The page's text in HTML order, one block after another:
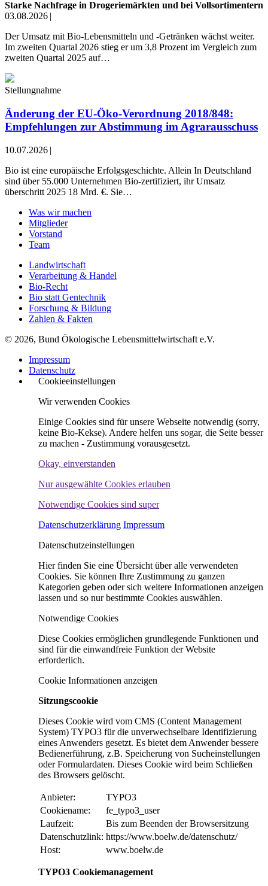
Starke Nachfrage in Drogeriemärkten und bei Vollsortimentern
03.08.2026 |
Der Umsatz mit Bio-Lebensmitteln und -Getränken wächst weiter.
Im zweiten Quartal 2026 stieg er um 3,8 Prozent im Vergleich zum
zweiten Quartal 2025 auf…
Stellungnahme
Änderung der EU-Öko-Verordnung 2018/848:
Empfehlungen zur Abstimmung im Agrarausschuss
10.07.2026 |
Bio ist eine europäische Erfolgsgeschichte. Allein In Deutschland
sind über 55.000 Unternehmen Bio-zertifiziert, ihr Umsatz
überschritt 2025 18 Mrd. €. Sie…
Was wir machen
Mitglieder
Vorstand
Team
Landwirtschaft
Verarbeitung & Handel
Bio-Recht
Bio statt Gentechnik
Forschung & Bildung
Zahlen & Fakten
© 2026, Bund Ökologische Lebensmittelwirtschaft e.V.
Impressum
Datenschutz
Cookieeinstellungen
Wir verwenden Cookies
Einige Cookies sind für unsere Webseite notwendig (sorry,
keine Bio-Kekse). Andere helfen uns sogar, die Seite besser
zu machen - Zustimmung vorausgesetzt.
Okay, einverstanden
Nur ausgewählte Cookies erlauben
Notwendige Cookies sind super
Datenschutzerklärung Impressum
Datenschutzeinstellungen
Hier finden Sie eine Übersicht über alle verwendeten
Cookies. Sie können Ihre Zustimmung zu ganzen
Kategorien geben oder sich weitere Informationen anzeigen
lassen und so nur bestimmte Cookies auswählen.
Notwendige Cookies
Diese Cookies ermöglichen grundlegende Funktionen und
sind für die einwandfreie Funktion der Website
erforderlich.
Cookie Informationen anzeigen
Sitzungscookie
Dieses Cookie wird vom CMS (Content Management
System) TYPO3 für die unverwechselbare Identifizierung
eines Anwenders gesetzt. Es bietet dem Anwender bessere
Bedienerführung, z.B. Speicherung von Sucheinstellungen
oder Formulardaten. Dieses Cookie wird beim Schließen
des Browsers gelöscht.
Anbieter:
TYPO3
Cookiename:
fe_typo3_user
Laufzeit:
Bis zum Beenden der Browsersitzung
Datenschutzlink: https://www.boelw.de/datenschutz/
Host:
www.boelw.de
TYPO3 Cookiemanagement